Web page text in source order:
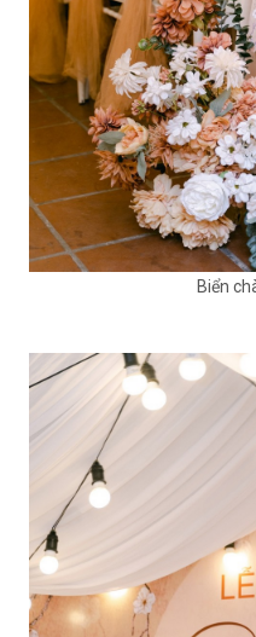
Biển